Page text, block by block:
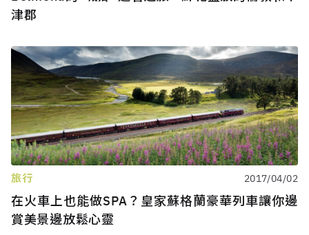
津郡
旅行 2017/04/02
在火車上也能做SPA？皇家蘇格蘭豪華列車讓你邊
賞美景邊放鬆心靈